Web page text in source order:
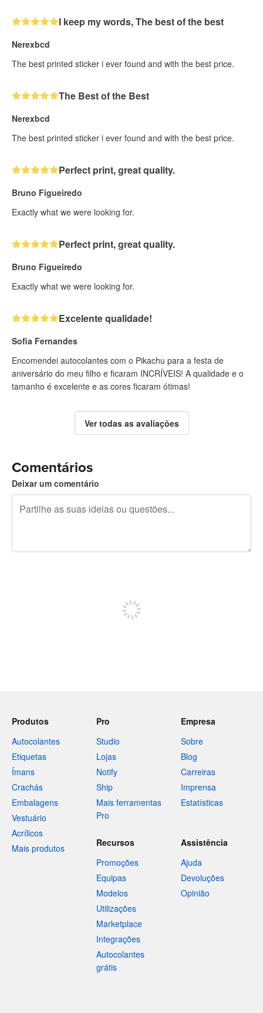
I keep my words, The best of the best
Nerexbcd
The best printed sticker i ever found and with the best price.
The Best of the Best
Nerexbcd
The best printed sticker i ever found and with the best price.
Perfect print, great quality.
Bruno Figueiredo
Exactly what we were looking for.
Perfect print, great quality.
Bruno Figueiredo
Exactly what we were looking for.
Excelente qualidade!
Sofia Fernandes
Encomendei autocolantes com o Pikachu para a festa de
aniversário do meu filho e ficaram INCRÍVEIS! A qualidade e o
tamanho é excelente e as cores ficaram ótimas!
Ver todas as avaliações
Comentários
Deixar um comentário
Produtos
Autocolantes
Etiquetas
Ímans
Crachás
Embalagens
Vestuário
Acrílicos
Mais produtos
Pro
Studio
Lojas
Notify
Ship
Mais ferramentas
Pro
Empresa
Sobre
Blog
Carreiras
Imprensa
Estatísticas
Recursos
Promoções
Equipas
Modelos
Utilizações
Marketplace
Integrações
Autocolantes
grátis
Assistência
Ajuda
Devoluções
Opinião